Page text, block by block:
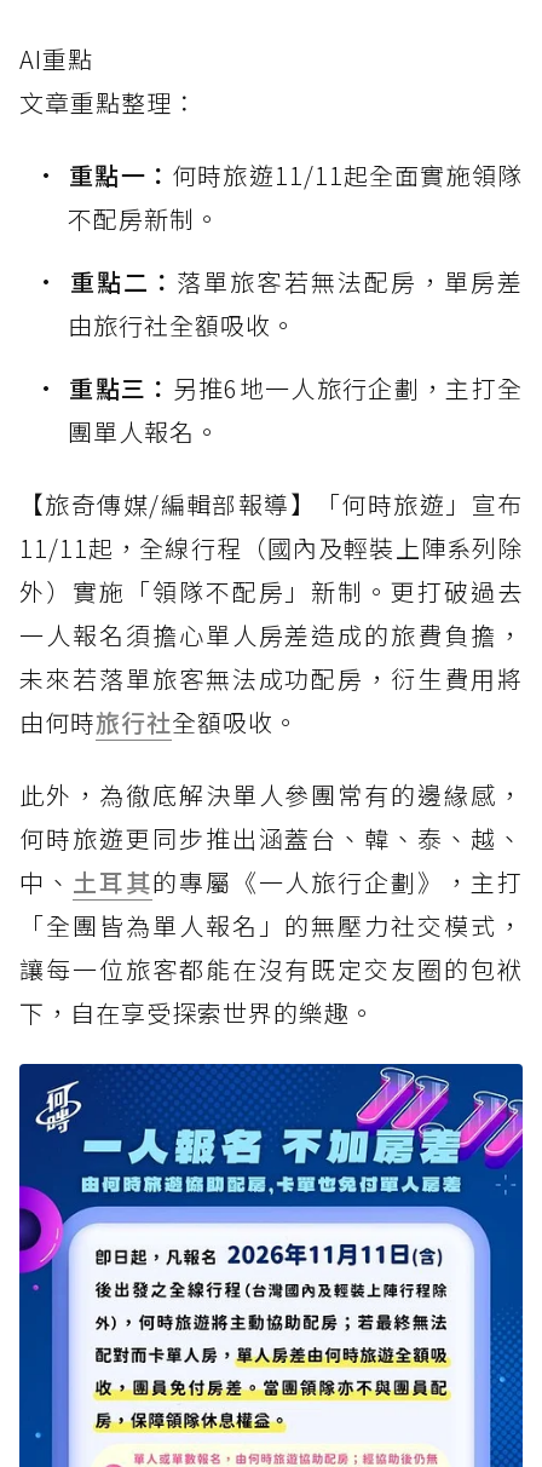
AI重點
文章重點整理：
重點一： 何時旅遊11/11起全面實施領隊
不配房新制。
重點二： 落單旅客若無法配房，單房差
由旅行社全額吸收。
重點三： 另推6地一人旅行企劃，主打全
團單人報名。
【旅奇傳媒/編輯部報導】「何時旅遊」宣布
11/11起，全線行程（國內及輕裝上陣系列除
外）實施「領隊不配房」新制。更打破過去
一人報名須擔心單人房差造成的旅費負擔，
未來若落單旅客無法成功配房，衍生費用將
由何時旅行社全額吸收。
此外，為徹底解決單人參團常有的邊緣感，
何時旅遊更同步推出涵蓋台、韓、泰、越、
中、 土耳其的專屬《一人旅行企劃》，主打
「全團皆為單人報名」的無壓力社交模式，
讓每一位旅客都能在沒有既定交友圈的包袱
下，自在享受探索世界的樂趣。